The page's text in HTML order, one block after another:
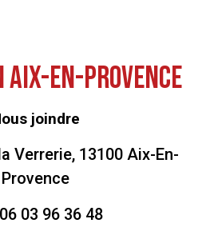
AIX-EN-PROVENCE
joindre
Verrerie, 13100 Aix-En-
Provence
03 96 36 48